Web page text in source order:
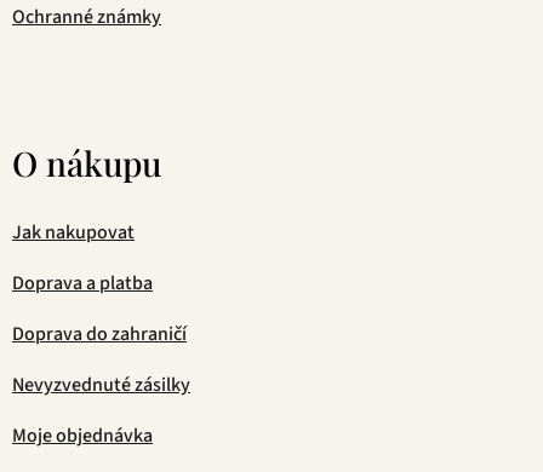
Ochranné známky
O nákupu
Jak nakupovat
Doprava a platba
Doprava do zahraničí
Nevyzvednuté zásilky
Moje objednávka